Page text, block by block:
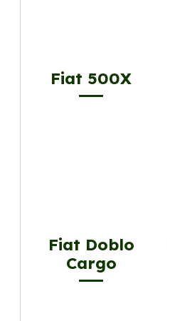
Fiat 500X
Fiat Doblo
Cargo